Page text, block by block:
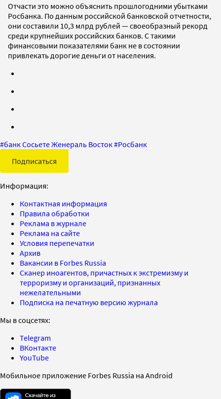
Отчасти это можно объяснить прошлогодними убытками
Росбанка. По данным российской банковской отчетности,
они составили 10,3 млрд рублей — своеобразный рекорд
среди крупнейших российских банков. С такими
финансовыми показателями банк не в состоянии
привлекать дорогие деньги от населения.
#банк Сосьете Женераль Восток#Росбанк
Подписаться
Информация:
Контактная информация
Правила обработки
Реклама в журнале
Реклама на сайте
Условия перепечатки
Архив
Вакансии в Forbes Russia
Сканер иноагентов, причастных к экстремизму и
терроризму и организаций, признанных
нежелательными
Подписка на печатную версию журнала
Мы в соцсетях:
Telegram
ВКонтакте
YouTube
Мобильное приложение Forbes Russia на Android